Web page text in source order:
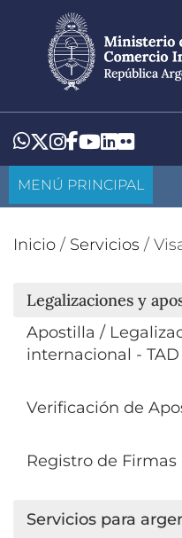
contenido
principal
Whatsapp
Twitter
Instagram
Facebook
YouTube
LinkedIn
Flickr
MENÚ PRINCIPAL
Inicio / Servicios /
Legalizaciones y
Apostilla /
internacional - TAD
Verificación de
Registro de Firmas
Servicios para